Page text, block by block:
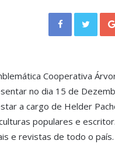
Facebook Twitter
Cooperativa
no dia 15 de
a cargo de Helder
populares e
e revistas de todo o país.